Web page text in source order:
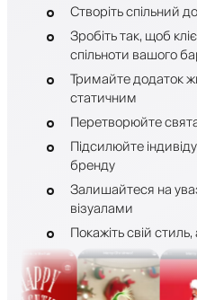
Створіть спільний
Зробіть так, щоб
спільноти вашого
Тримайте додаток
статичним
Перетворюйте
Підсилюйте
бренду
Залишайтеся на
візуалами
Покажіть свій